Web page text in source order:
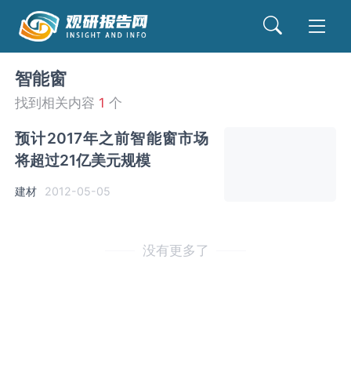
智能窗
找到相关内容 1 个
预计2017年之前智能窗市场
将超过21亿美元规模
建材 2012-05-05
没有更多了